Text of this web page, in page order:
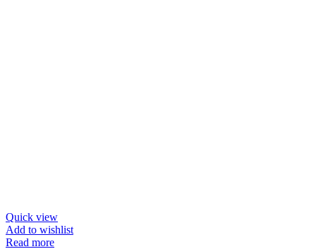
Quick view
Add to wishlist
Read more